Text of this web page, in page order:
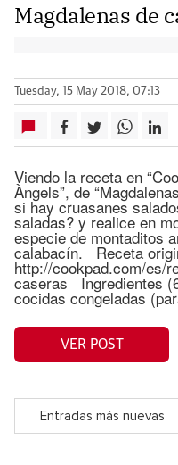
Magdalenas de
Tuesday, 15 May 2018, 07:13
Viendo la receta en
Àngels”, de
si hay cruasanes
saladas? y realice en
especie de montaditos
calabacín. Receta
http://cookpad.com/es/
caseras Ingredientes
cocidas congeladas
VER POST
Entradas más nuevas